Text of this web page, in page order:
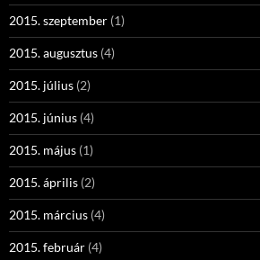
2015. szeptember (1)
2015. augusztus (4)
2015. július (2)
2015. június (4)
2015. május (1)
2015. április (2)
2015. március (4)
2015. február (4)